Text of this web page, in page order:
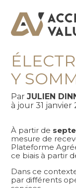
Aller
au
Créer et
Gérer votre
Piloter votre
Développer
Construire votre
Audit légal et
Être prêt pour
électronique
Pilotez votre
Suivre votre
Gérer vos
Dématérialiser
Y
ParJULIEN
à jour 31 janvier
À partir de
mesure de
Plateforme
ce biais à partir
Dans ce
par différents